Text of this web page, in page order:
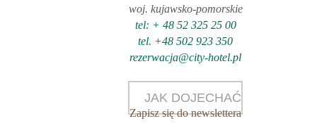
woj. kujawsko-pomorskie
tel: + 48 52 325 25 00
tel. +48 502 923 350
rezerwacja@city-hotel.pl
JAK DOJECHAĆ
Zapisz się do newslettera